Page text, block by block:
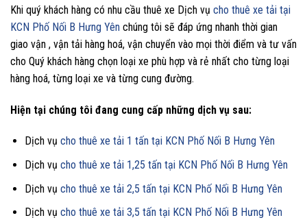
Khi quý khách hàng có nhu cầu thuê xe Dịch vụ cho thuê xe tải tại
KCN Phố Nối B Hưng Yên chúng tôi sẽ đáp ứng nhanh thời gian
giao vận , vận tải hàng hoá, vận chuyển vào mọi thời điểm và tư vấn
cho Quý khách hàng chọn loại xe phù hợp và rẻ nhất cho từng loại
hàng hoá, từng loại xe và từng cung đường.
Hiện tại chúng tôi đang cung cấp những dịch vụ sau:
Dịch vụ cho thuê xe tải 1 tấn tại KCN Phố Nối B Hưng Yên
Dịch vụ cho thuê xe tải 1,25 tấn tại KCN Phố Nối B Hưng Yên
Dịch vụ cho thuê xe tải 2,5 tấn tại KCN Phố Nối B Hưng Yên
Dịch vụ cho thuê xe tải 3,5 tấn tại KCN Phố Nối B Hưng Yên